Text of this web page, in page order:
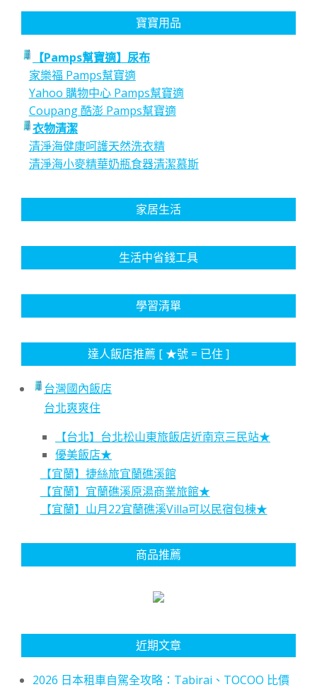
寶寶用品
【Pamps幫寶適】尿布
家樂福 Pamps幫寶適
Yahoo 購物中心 Pamps幫寶適
Coupang 酷澎 Pamps幫寶適
衣物清潔
清淨海健康呵護天然洗衣精
清淨海小麥精華奶瓶食器清潔慕斯
家居生活
生活中省錢工具
學習清單
達人飯店推薦 [ ★號 = 已住 ]
台灣國內飯店
台北爽爽住
【台北】台北松山東旅飯店近南京三民站★
優美飯店★
【宜蘭】捷絲旅宜蘭礁溪館
【宜蘭】宜蘭礁溪原湯商業旅館★
【宜蘭】山月22宜蘭礁溪Villa可以民宿包棟★
商品推薦
近期文章
2026 日本租車自駕全攻略：Tabirai、TOCOO 比價